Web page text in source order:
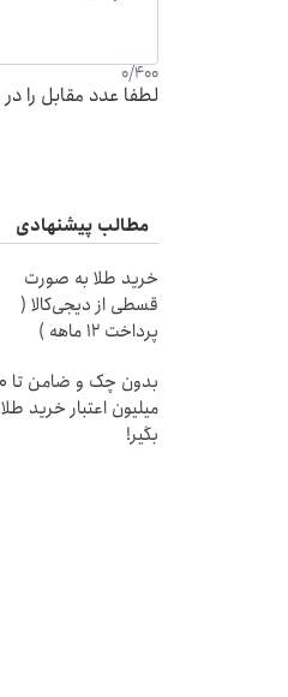
0/400
لطفا عدد مقابل را
مطالب پیشنهادی
خرید طلا به صورت
قسطی از دیجی‌کالا (
پرداخت 12 ماهه )
میلیون اعتبار خرید طلا
بگیر!